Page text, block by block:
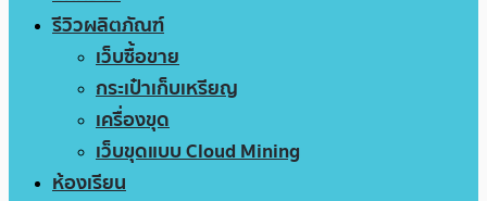
รีวิวผลิตภัณฑ์
เว็บซื้อขาย
กระเป๋าเก็บเหรียญ
เครื่องขุด
เว็บขุดแบบ Cloud Mining
ห้องเรียน